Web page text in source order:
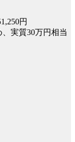
円
実質30万円相当